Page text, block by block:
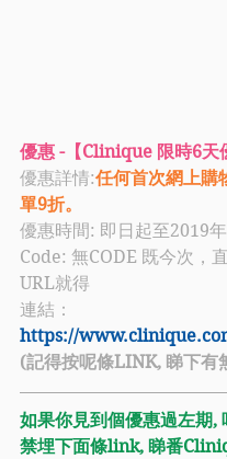
優惠 -【Clinique 限時6天
優惠詳情:任何首次網上購
單9折。
優惠時間: 即日起至2019
Code: 無CODE 既今次，
URL就得
連結：
https://
(記得按呢條LINK, 睇下有
如果你見到個優惠過左期,
禁埋下面條link, 睇番